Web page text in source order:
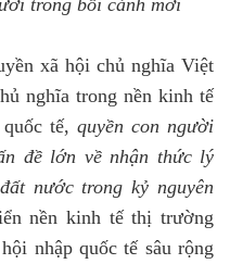
trong bối cảnh mới
xã hội chủ nghĩa Việt
nghĩa trong nền kinh tế
quốc tế,quyền con người
đề lớn về nhận thức lý
nước trong kỷ nguyên
nền kinh tế thị trường
nhập quốc tế sâu rộng